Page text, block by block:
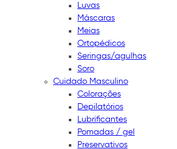
Luvas
Máscaras
Meias
Ortopédicos
Seringas/agulhas
Soro
Cuidado Masculino
Colorações
Depilatórios
Lubrificantes
Pomadas / gel
Preservativos